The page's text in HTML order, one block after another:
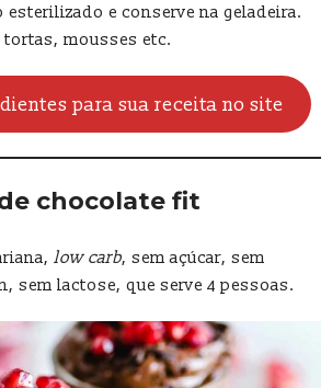
e conserve na geladeira.
mousses etc.
para sua receita no site
chocolate fit
low carb, sem açúcar, sem
sem lactose, que serve 4 pessoas.